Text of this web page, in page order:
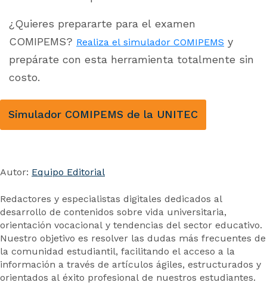
¿Quieres prepararte para el examen
COMIPEMS? Realiza el simulador COMIPEMS y
prepárate con esta herramienta totalmente sin
costo.
Simulador COMIPEMS de la UNITEC
Autor: Equipo Editorial
Redactores y especialistas digitales dedicados al
desarrollo de contenidos sobre vida universitaria,
orientación vocacional y tendencias del sector educativo.
Nuestro objetivo es resolver las dudas más frecuentes de
la comunidad estudiantil, facilitando el acceso a la
información a través de artículos ágiles, estructurados y
orientados al éxito profesional de nuestros estudiantes.